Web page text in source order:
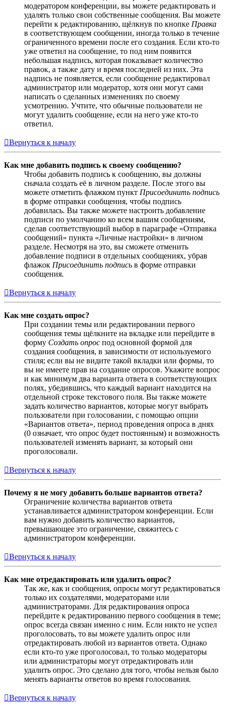
модератором конференции, вы можете редактировать и
удалять только свои собственные сообщения. Вы можете
перейти к редактированию, щёлкнув по кнопке Правка
в соответствующем сообщении, иногда только в течение
ограниченного времени после его создания. Если кто-то
уже ответил на сообщение, то под ним появится
небольшая надпись, которая показывает количество
правок, а также дату и время последней из них. Эта
надпись не появляется, если сообщение редактировал
администратор или модератор, хотя они могут сами
написать о сделанных изменениях по своему
усмотрению. Учтите, что обычные пользователи не
могут удалить сообщение, если на него уже кто-то
ответил.
Вернуться к началу
Как мне добавить подпись к своему сообщению?
Чтобы добавить подпись к сообщению, вы должны
сначала создать её в личном разделе. После этого вы
можете отметить флажком пункт Присоединить подпись
в форме отправки сообщения, чтобы подпись
добавилась. Вы также можете настроить добавление
подписи по умолчанию ко всем вашим сообщениям,
сделав соответствующий выбор в параграфе «Отправка
сообщений» пункта «Личные настройки» в личном
разделе. Несмотря на это, вы сможете отменить
добавление подписи в отдельных сообщениях, убрав
флажок Присоединить подпись в форме отправки
сообщения.
Вернуться к началу
Как мне создать опрос?
При создании темы или редактировании первого
сообщения темы щёлкните на вкладке или перейдите в
форму Создать опрос под основной формой для
создания сообщения, в зависимости от используемого
стиля; если вы не видите такой вкладки или формы, то
вы не имеете прав на создание опросов. Укажите вопрос
и как минимум два варианта ответа в соответствующих
полях, убедившись, что каждый вариант находится на
отдельной строке текстового поля. Вы также можете
задать количество вариантов, которые могут выбрать
пользователи при голосовании, с помощью опции
«Вариантов ответа», период проведения опроса в днях
(0 означает, что опрос будет постоянным) и возможность
пользователей изменять вариант, за который они
проголосовали.
Вернуться к началу
Почему я не могу добавить больше вариантов ответа?
Ограничение количества вариантов ответа
устанавливается администратором конференции. Если
вам нужно добавить количество вариантов,
превышающее это ограничение, свяжитесь с
администратором конференции.
Вернуться к началу
Как мне отредактировать или удалить опрос?
Так же, как и сообщения, опросы могут редактироваться
только их создателями, модераторами или
администраторами. Для редактирования опроса
перейдите к редактированию первого сообщения в теме;
опрос всегда связан именно с ним. Если никто не успел
проголосовать, то вы можете удалить опрос или
отредактировать любой из вариантов ответа. Однако
если кто-то уже проголосовал, то только модераторы
или администраторы могут отредактировать или
удалить опрос. Это сделано для того, чтобы нельзя было
менять варианты ответов во время голосования.
Вернуться к началу